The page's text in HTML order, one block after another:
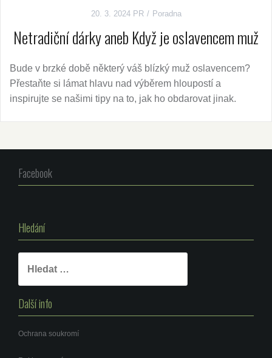
20. 3. 2024 PR Poradna
Netradiční dárky aneb Když je oslavencem muž
Bude v brzké době některý váš blízký muž oslavencem?
Přestaňte si lámat hlavu nad výběrem hloupostí a
inspirujte se našimi tipy na to, jak ho obdarovat jinak.
Facebook
Hledání
Další info
Ochrana soukromí